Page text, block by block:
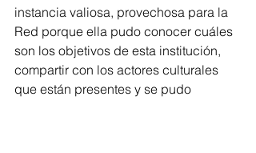
instancia valiosa, provechosa para la
Red porque ella pudo conocer cuáles
son los objetivos de esta institución,
compartir con los actores culturales
que están presentes y se pudo